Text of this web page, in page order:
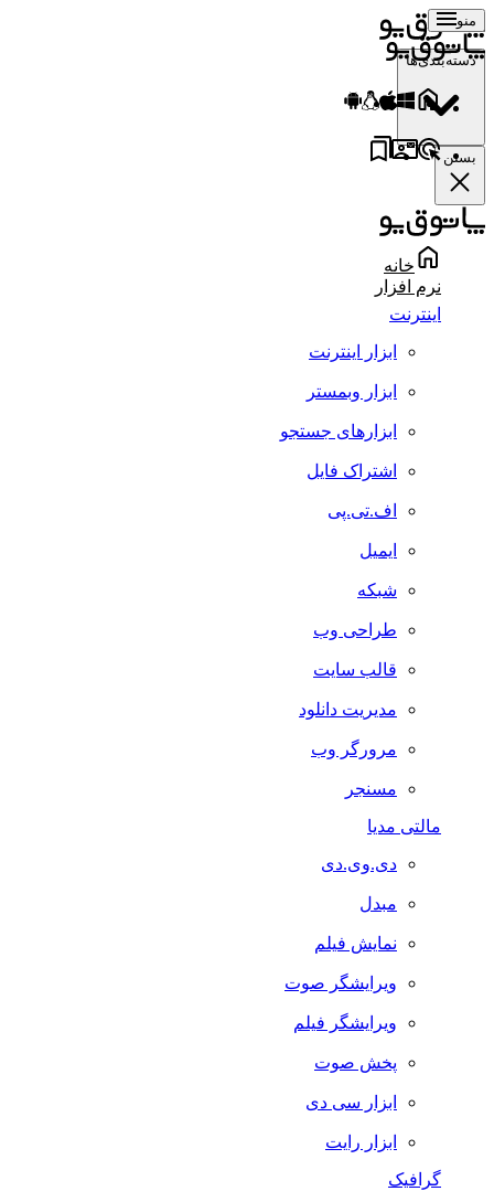
منو
دسته‌بندی‌ها
بستن
خانه
نرم افزار
اینترنت
ابزار اینترنت
ابزار وبمستر
ابزارهای جستجو
اشتراک فایل
اف.تی.پی
ایمیل
شبکه
طراحی وب
قالب سایت
مدیریت دانلود
مرورگر وب
مسنجر
مالتی مدیا
دی.وی.دی
مبدل
نمایش فیلم
ویرایشگر صوت
ویرایشگر فیلم
پخش صوت
ابزار سی دی
ابزار رایت
گرافیک